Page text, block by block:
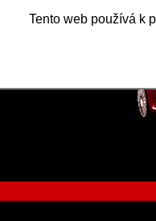
Tento web používá k